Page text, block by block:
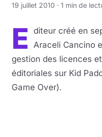
19 juillet 2010 · 1 min de
E
diteur créé en
Araceli Cancino
gestion des licences
éditoriales sur Kid
Game Over).